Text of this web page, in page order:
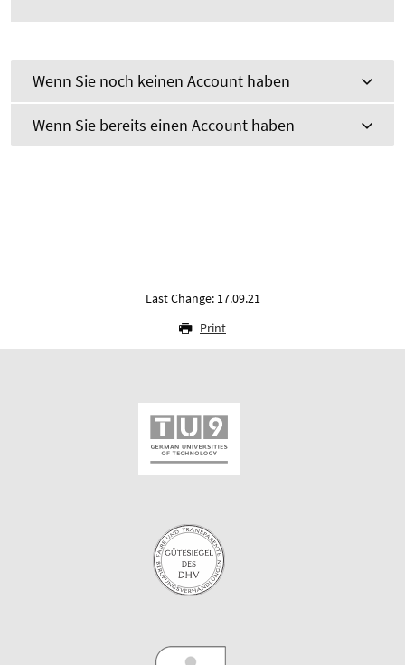
Wenn Sie noch keinen Account haben
Wenn Sie bereits einen Account haben
Last Change: 17.09.21
Print